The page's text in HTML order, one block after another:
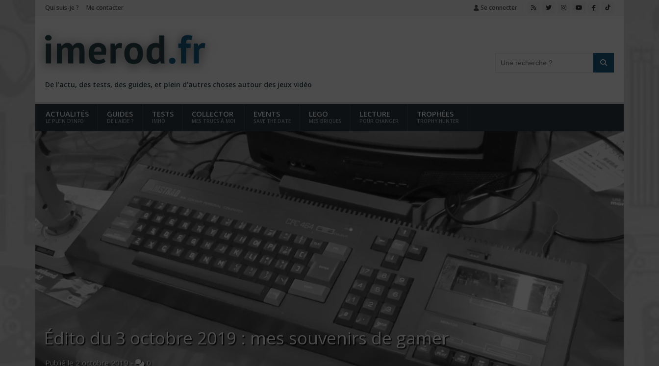
Qui suis-je ? Me contacter Se connecter
De l'actu, des tests, des guides, et plein d'autres choses autour des jeux vidéo
ACTUALITÉS
LE PLEIN D'INFO
GUIDES
DE L'AIDE ?
TESTS
IMHO
COLLECTOR
MES TRUCS À MOI
EVENTS
SAVE THE DATE
LEGO
MES BRIQUES
LECTURE
POUR CHANGER
TROPHÉES
TROPHY HUNTER
Édito du 3 octobre 2019 : mes souvenirs de gamer
Publié le 2 octobre 2019- 0